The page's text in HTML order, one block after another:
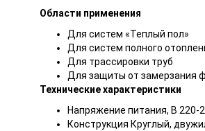
Области применения
Для систем «Теплый пол»
Для систем полного
Для трассировки труб
Для защиты от замерзания
Технические характеристики
Напряжение питания, В 220-
Конструкция Круглый,